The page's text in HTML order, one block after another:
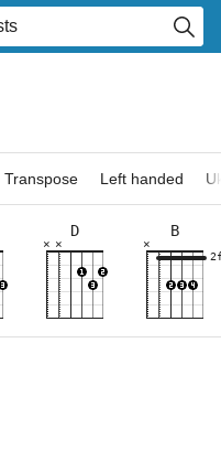
Transpose Left handed
D
×
×
B
×